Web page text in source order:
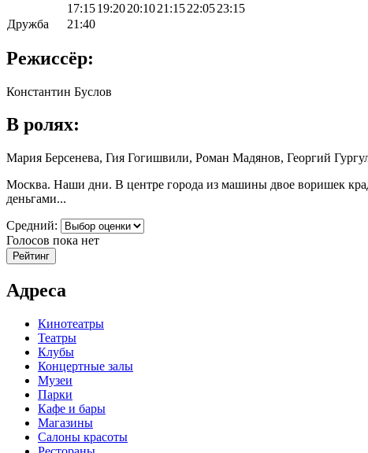
17:1519:2020:1021:1522:0523:15
Дружба
21:40
Режиссёр:
Константин Буслов
В ролях:
Мария Берсенева, Гия Гогишвили, Роман Мадянов, Георгий
Москва. Наши дни. В центре города из машины двое воришек
деньгами...
Средний:
Голосов пока нет
Адреса
Кинотеатры
Театры
Клубы
Концертные залы
Музеи
Парки
Кафе и бары
Магазины
Салоны красоты